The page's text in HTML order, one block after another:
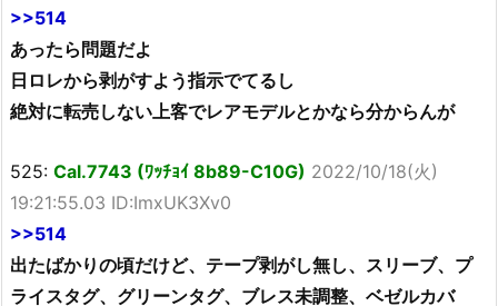
>>514
あったら問題だよ
日ロレから剥がすよう指示でてるし
絶対に転売しない上客でレアモデルとかなら分からんが
525: Cal.7743 (ﾜｯﾁｮｲ 8b89-C10G) 2022/10/18(火)
19:21:55.03 ID:ImxUK3Xv0
>>514
出たばかりの頃だけど、テープ剥がし無し、スリーブ、プ
ライスタグ、グリーンタグ、ブレス未調整、ベゼルカバ